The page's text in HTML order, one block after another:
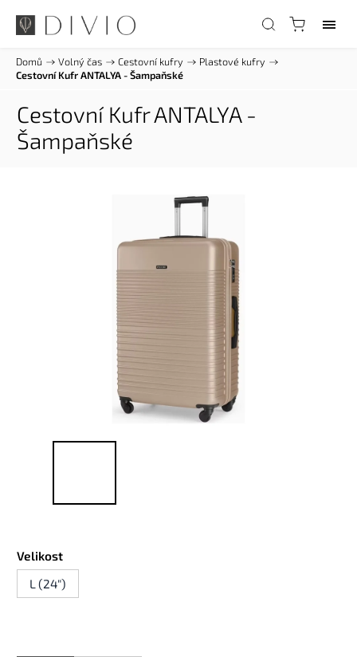
Domů / Volný čas / Cestovní kufry / Plastové kufry /
Cestovní Kufr ANTALYA - Šampaňské
Cestovní Kufr ANTALYA -
Šampaňské
Velikost
L (24")